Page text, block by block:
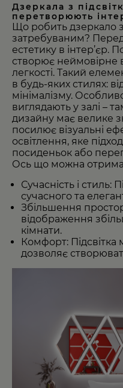
Дзеркала з
перетворюють
Що робить дзеркало
затребуваним?
естетику в інтер’єр.
створює неймовірне
легкості. Такий
в будь-яких стилях:
мінімалізму.
виглядають у залі –
дизайну має велике
посилює візуальні
освітлення, яке
посиденьок або
Ось що можна
Сучасність і стиль:
сучасного та
Збільшення
відображення
кімнати.
Комфорт:
дозволяє